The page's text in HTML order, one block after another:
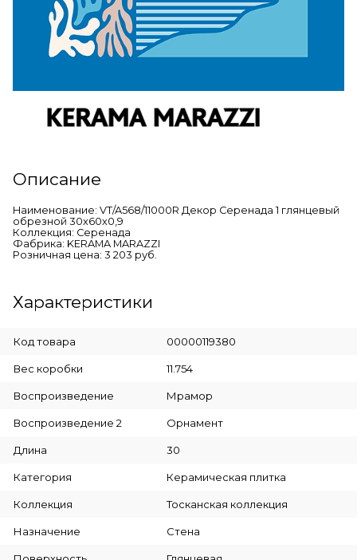
Описание
Наименование: VT/A568/11000R Декор Серенада 1 глянцевый
обрезной 30x60x0,9
Коллекция: Серенада
Фабрика: KERAMA MARAZZI
Розничная цена: 3 203 руб.
Характеристики
Код товара 00000119380
Вес коробки 11.754
Воспроизведение Мрамор
Воспроизведение 2 Орнамент
Длина 30
Категория Керамическая плитка
Коллекция Тосканская коллекция
Назначение Стена